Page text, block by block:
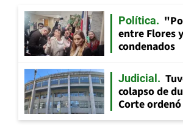
Política
entre Flores
condenados
Judicial
colapso de
Corte